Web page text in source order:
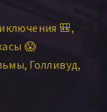
Симмонс
Young
🎒
😱
Голливуд